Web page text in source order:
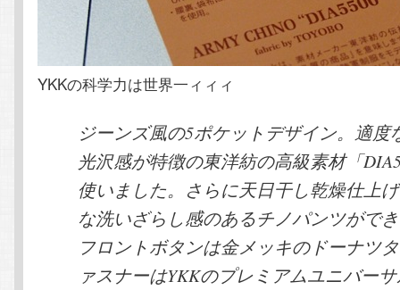
YKKの科学力は世界一ィィィ
ジーンズ風の5ポケットデザイン。適度
光沢感が特徴の東洋紡の高級素材「
使いました。さらに天日干し乾燥仕上
な洗いざらし感のあるチノパンツがで
フロントボタンは金メッキのドーナツ
ァスナーはYKKのプレミアムユニバー